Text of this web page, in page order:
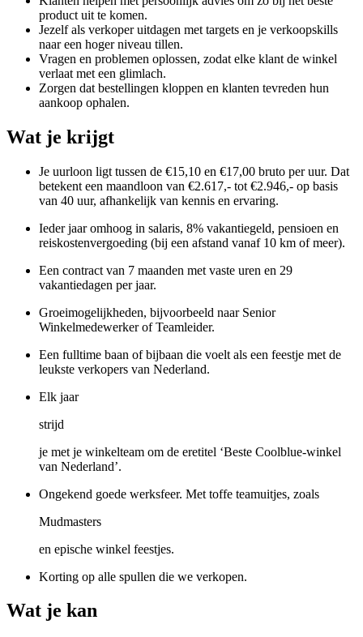
product uit te komen.
Jezelf als verkoper uitdagen met targets en je verkoopskills
naar een hoger niveau tillen.
Vragen en problemen oplossen, zodat elke klant de winkel
verlaat met een glimlach.
Zorgen dat bestellingen kloppen en klanten tevreden hun
aankoop ophalen.
Wat je krijgt
Je uurloon ligt tussen de €15,10 en €17,00 bruto per uur. Dat
betekent een maandloon van €2.617,- tot €2.946,- op basis
van 40 uur, afhankelijk van kennis en ervaring.
Ieder jaar omhoog in salaris, 8% vakantiegeld, pensioen en
reiskostenvergoeding (bij een afstand vanaf 10 km of meer).
Een contract van 7 maanden met vaste uren en 29
vakantiedagen per jaar.
Groeimogelijkheden, bijvoorbeeld naar Senior
Winkelmedewerker of Teamleider.
Een fulltime baan of bijbaan die voelt als een feestje met de
leukste verkopers van Nederland.
Elk jaar
strijd
je met je winkelteam om de eretitel ‘Beste Coolblue-winkel
van Nederland’.
Ongekend goede werksfeer. Met toffe teamuitjes, zoals
Mudmasters
en epische winkel feestjes.
Korting op alle spullen die we verkopen.
Wat je kan